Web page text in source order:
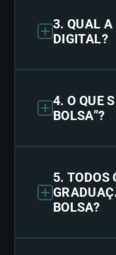
3. QUAL A
DIGITAL?
4. O QUE
BOLSA”?
5. TODOS
BOLSA?